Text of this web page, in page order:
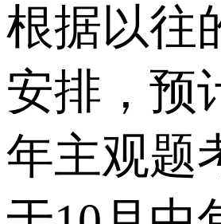
根据以往
安排，预
年主观题